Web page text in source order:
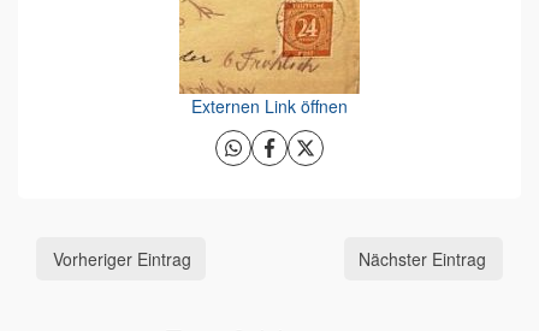
Externen Link öffnen
Vorheriger Eintrag Nächster Eintrag